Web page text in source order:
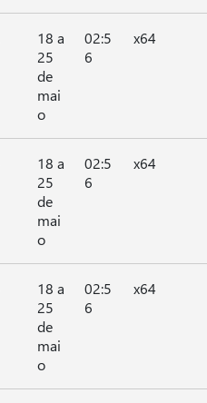
18 a
25
de
mai
o
02:5
6
x64
18 a
25
de
mai
o
02:5
6
x64
18 a
25
de
mai
o
02:5
6
x64